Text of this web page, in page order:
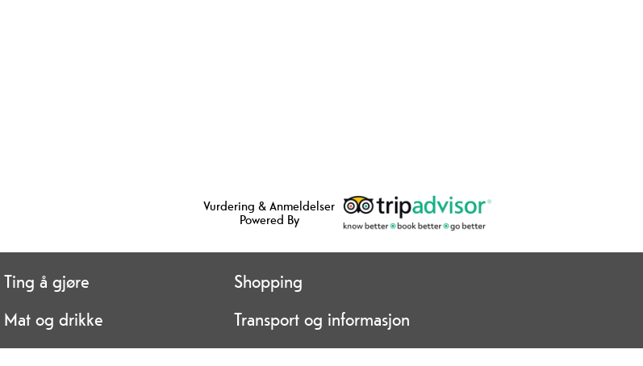
Vurdering & Anmeldelser
Powered By
Ting å gjøre
Shopping
Mat og drikke Transport og informasjon